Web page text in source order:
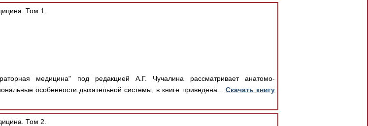
Том 1.
медицина" под редакцией А.Г. Чучалина рассматривает анатомо-
особенности дыхательной системы, в книге приведена... Скачать книгу
Том 2.